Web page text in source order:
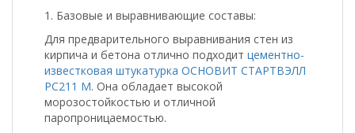
1. Базовые и выравнивающие составы:
Для предварительного выравнивания стен из
кирпича и бетона отлично подходит цементно-
известковая штукатурка ОСНОВИТ СТАРТВЭЛЛ
PC211 M. Она обладает высокой
морозостойкостью и отличной
паропроницаемостью.